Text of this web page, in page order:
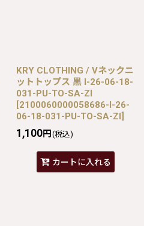
KRY CLOTHING / Vネックニ
ットトップス 黒 I-26-06-18-
031-PU-TO-SA-ZI
[2100060000058686-I-26-
06-18-031-PU-TO-SA-ZI]
1,100円 (税込)
カートに入れる